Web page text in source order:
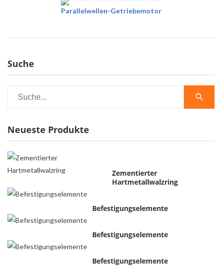
Suche
Neueste Produkte
Zementierter
Hartmetallwalzring
Befestigungselemente
Befestigungselemente
Befestigungselemente
Parallelwellen-Getriebemotor